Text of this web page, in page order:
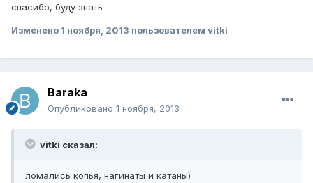
спасибо, буду знать
Изменено 1 ноября, 2013 пользователем vitki
Baraka
Опубликовано 1 ноября, 2013
vitki сказал:
ломались копья, нагинаты и катаны)